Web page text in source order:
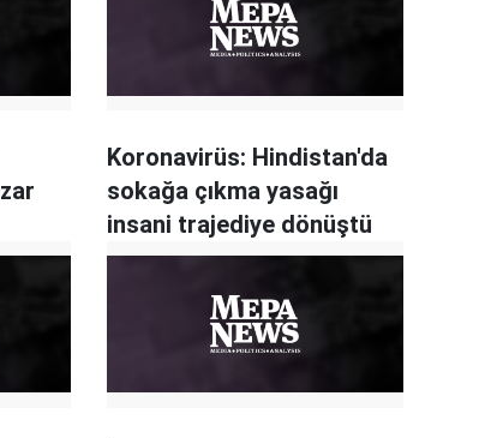
Koronavirüs: Hindistan'da
sokağa çıkma yasağı
insani trajediye dönüştü